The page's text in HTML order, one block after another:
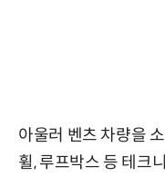
아울러 벤츠 차량을
휠, 루프박스 등 테크